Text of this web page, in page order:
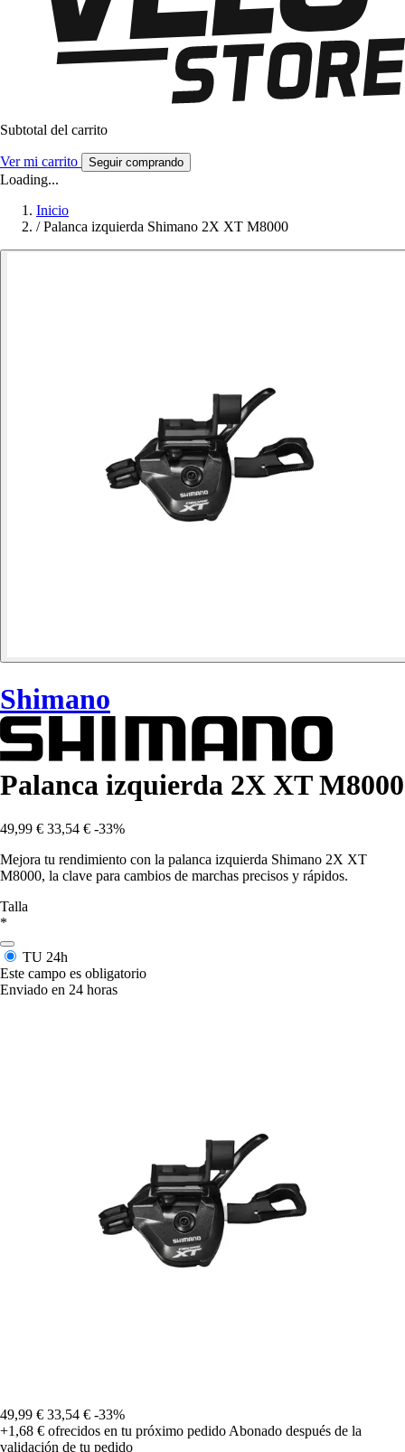
Subtotal del carrito
Ver mi carrito Seguir comprando
Loading...
Inicio
/ Palanca izquierda Shimano 2X XT M8000
Shimano
Palanca izquierda 2X XT M8000
49,99 € 33,54 € -33%
Mejora tu rendimiento con la palanca izquierda Shimano 2X XT
M8000, la clave para cambios de marchas precisos y rápidos.
Talla
*
TU 24h
Este campo es obligatorio
Enviado en 24 horas
49,99 € 33,54 € -33%
+1,68 € ofrecidos en tu próximo pedido Abonado después de la
validación de tu pedido